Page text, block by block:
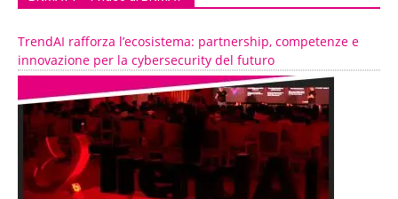
TrendAI rafforza l’ecosistema: partnership, competenze e
innovazione per la cybersecurity del futuro